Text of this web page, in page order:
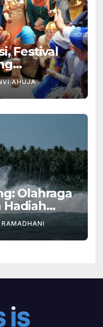
Festival
AHUJA
Olahraga